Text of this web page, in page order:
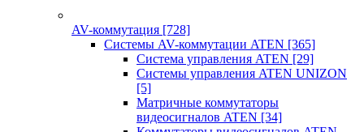
AV-коммутация [728]
Системы AV-коммутации ATEN [365]
Система управления ATEN [29]
Системы управления ATEN UNIZON
[5]
Матричные коммутаторы
видеосигналов ATEN [34]